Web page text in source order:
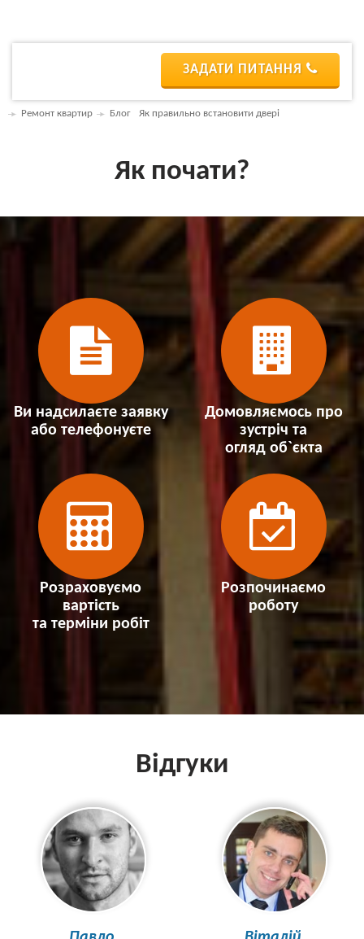
ЗАДАТИ ПИТАННЯ
Ремонт квартир Блог Як правильно встановити двері
Як почати?
Ви надсилаєте заявку
або телефонуєте
Домовляємось про
зустріч та
огляд об`єкта
Розраховуємо
вартість
та терміни робіт
Розпочинаємо
роботу
Відгуки